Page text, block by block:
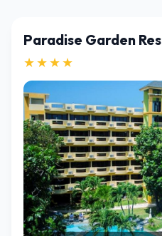
Paradise Garden
★★★★